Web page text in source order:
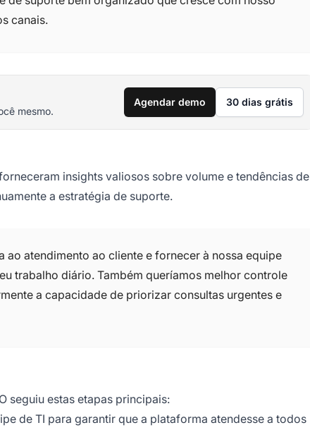
canais.
mesmo.
Agendar demo 30 dias grátis
insights valiosos sobre volume e tendências de
a estratégia de suporte.
atendimento ao cliente e fornecer à nossa equipe
trabalho diário. Também queríamos melhor controle
a capacidade de priorizar consultas urgentes e
seguiu estas etapas principais:
de TI para garantir que a plataforma atendesse a todos